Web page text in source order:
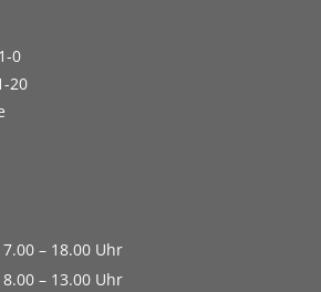
0
20
– 18.00 Uhr
– 13.00 Uhr